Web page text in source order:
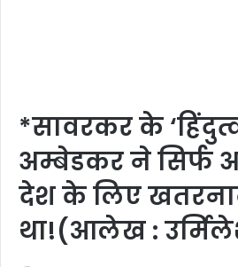
*सावरकर के
अम्बेडकर ने सिर्फ
देश के लिए
था!(आलेख :